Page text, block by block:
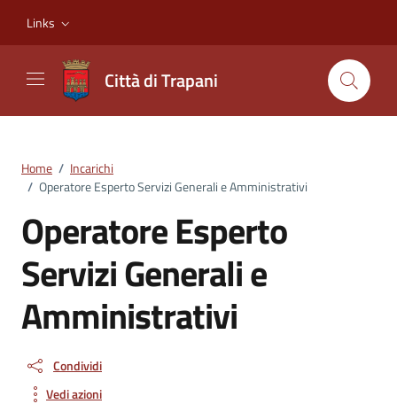
Links
Città di Trapani
Home / Incarichi
/ Operatore Esperto Servizi Generali e Amministrativi
Operatore Esperto
Servizi Generali e
Amministrativi
Condividi
Vedi azioni